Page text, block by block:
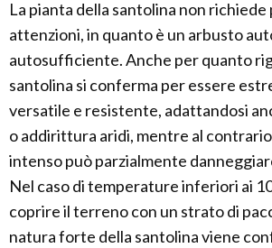
La pianta della santolina non
attenzioni, in quanto è un arbusto
autosufficiente. Anche per quanto
santolina si conferma per essere
versatile e resistente, adattandosi
o addirittura aridi, mentre al
intenso può parzialmente
Nel caso di temperature inferiori ai
coprire il terreno con un strato di
natura forte della santolina viene